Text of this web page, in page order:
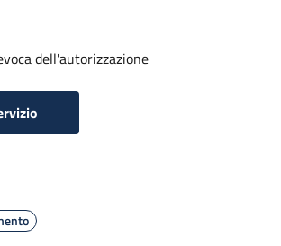
dell'autorizzazione